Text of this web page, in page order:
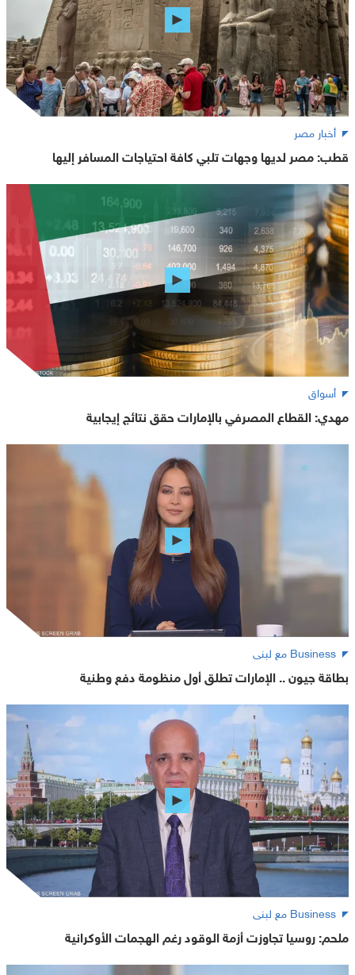
أخبار مصر
قطب: مصر لديها وجهات تلبي كافة احتياجات المسافر إليها
أسواق
مهدي: القطاع المصرفي بالإمارات حقق نتائج إيجابية
Business مع لبنى
بطاقة جيون .. الإمارات تطلق أول منظومة دفع وطنية
Business مع لبنى
ملحم: روسيا تجاوزت أزمة الوقود رغم الهجمات الأوكرانية